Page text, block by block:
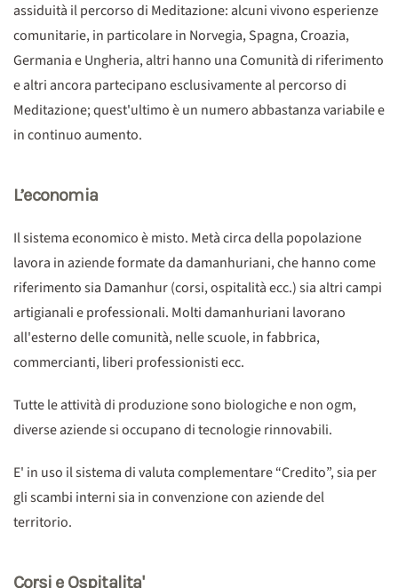
assiduità il percorso di Meditazione: alcuni vivono esperienze
comunitarie, in particolare in Norvegia, Spagna, Croazia,
Germania e Ungheria, altri hanno una Comunità di riferimento
e altri ancora partecipano esclusivamente al percorso di
Meditazione; quest'ultimo è un numero abbastanza variabile e
in continuo aumento.
L’economia
Il sistema economico è misto. Metà circa della popolazione
lavora in aziende formate da damanhuriani, che hanno come
riferimento sia Damanhur (corsi, ospitalità ecc.) sia altri campi
artigianali e professionali. Molti damanhuriani lavorano
all'esterno delle comunità, nelle scuole, in fabbrica,
commercianti, liberi professionisti ecc.
Tutte le attività di produzione sono biologiche e non ogm,
diverse aziende si occupano di tecnologie rinnovabili.
E' in uso il sistema di valuta complementare “Credito”, sia per
gli scambi interni sia in convenzione con aziende del
territorio.
Corsi e Ospitalita'